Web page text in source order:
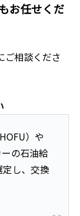
お任せくだ
ご相談くださ
）や
の石油給
し、交換